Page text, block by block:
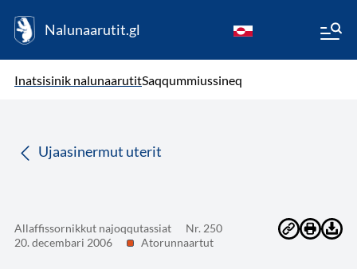
Nalunaarutit.gl
Inatsisinik nalunaarutitSaqqummiussineq
Ujaasinermut uterit
Allaffissornikkut najoqqutassiat
Nr. 250
20. decembari 2006
Atorunnaartut